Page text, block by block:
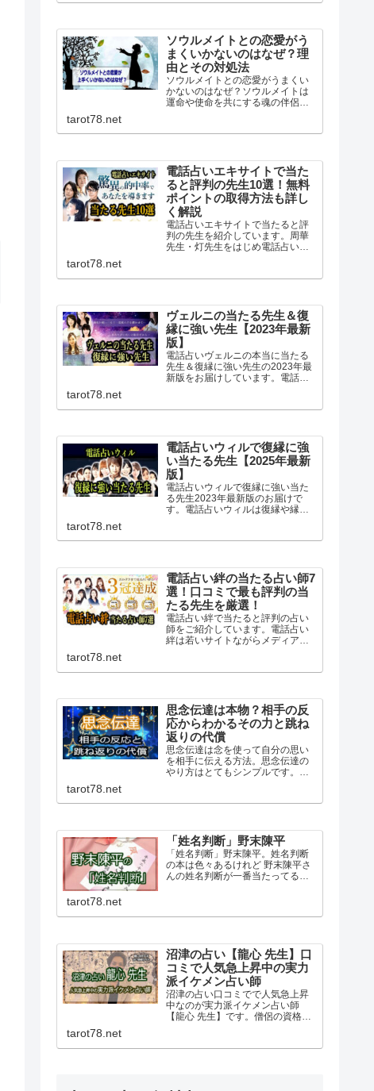
などを詳しく説明しています。目
身が一番分よく判っています。
ソウルメイトとの恋愛がう
まくいかないのはなぜ？理
由とその対処法
ソウルメイトとの恋愛がうまくい
かないのはなぜ？ソウルメイトは
運命や使命を共にする魂の伴侶。
ないとよくいわれます。なぜうま
tarot78.net
電話占いエキサイトで当た
ると評判の先生10選！無料
ポイントの取得方法も詳し
く解説
電話占いエキサイトで当たると評
判の先生を紹介しています。周華
先生・灯先生をはじめ電話占いエ
占い師が複数在籍。初回無料ポイ
鑑定が体験できます。
tarot78.net
ヴェルニの当たる先生＆復
縁に強い先生【2023年最新
版】
電話占いヴェルニの本当に当たる
先生＆復縁に強い先生の2023年最
新版をお届けしています。電話占
の占い師と交渉し専属契約を結ん
在籍しています。
tarot78.net
電話占いウィルで復縁に強
い当たる先生【2025年最新
版】
電話占いウィルで復縁に強い当た
る先生2023年最新版のお届けで
す。電話占いウィルは復縁や縁結
とする先生も多く相手の気持ちや
いアドバイスを頂けます。
tarot78.net
電話占い絆の当たる占い師7
選！口コミで最も評判の当
たる先生を厳選！
電話占い絆で当たると評判の占い
師をご紹介しています。電話占い
絆は若いサイトながらメディアで
い的中率を誇る当たる先生が多数
お試し鑑定もできますよ！
tarot78.net
思念伝達は本物？相手の反
応からわかるその力と跳ね
返りの代償
思念伝達は念を使って自分の思い
を相手に伝える方法。思念伝達の
やり方はとてもシンプルです。相
特に力が強く跳ね返るのリスクも
tarot78.net
「姓名判断」野末陳平
「姓名判断」野末陳平。姓名判断
の本は色々あるけれど 野末陳平さ
んの姓名判断が一番当たってる気
と驚かされます。野末陳平さんの
tarot78.net
沼津の占い【龍心 先生】口
コミで人気急上昇中の実力
派イケメン占い師
沼津の占い口コミでで人気急上昇
中なのが実力派イケメン占い師
【龍心 先生】です。僧侶の資格も
日々幅広い相談があります。占い
tarot78.net